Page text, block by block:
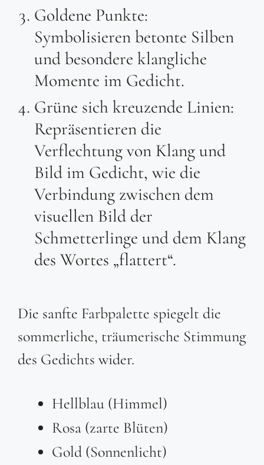
Goldene Punkte:
Symbolisieren betonte Silben
und besondere klangliche
Momente im Gedicht.
Grüne sich kreuzende Linien:
Repräsentieren die
Verflechtung von Klang und
Bild im Gedicht, wie die
Verbindung zwischen dem
visuellen Bild der
Schmetterlinge und dem Klang
des Wortes „flattert“.
Die sanfte Farbpalette spiegelt die
sommerliche, träumerische Stimmung
des Gedichts wider.
Hellblau (Himmel)
Rosa (zarte Blüten)
Gold (Sonnenlicht)